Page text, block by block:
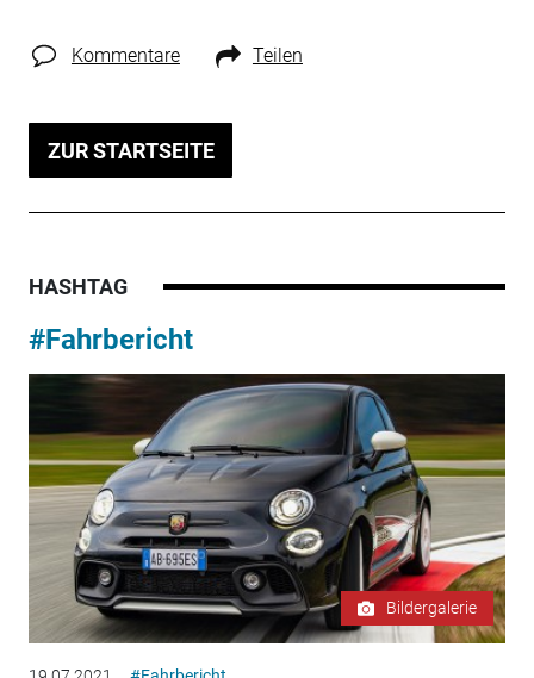
Kommentare Teilen
ZUR STARTSEITE
HASHTAG
#Fahrbericht
Bildergalerie